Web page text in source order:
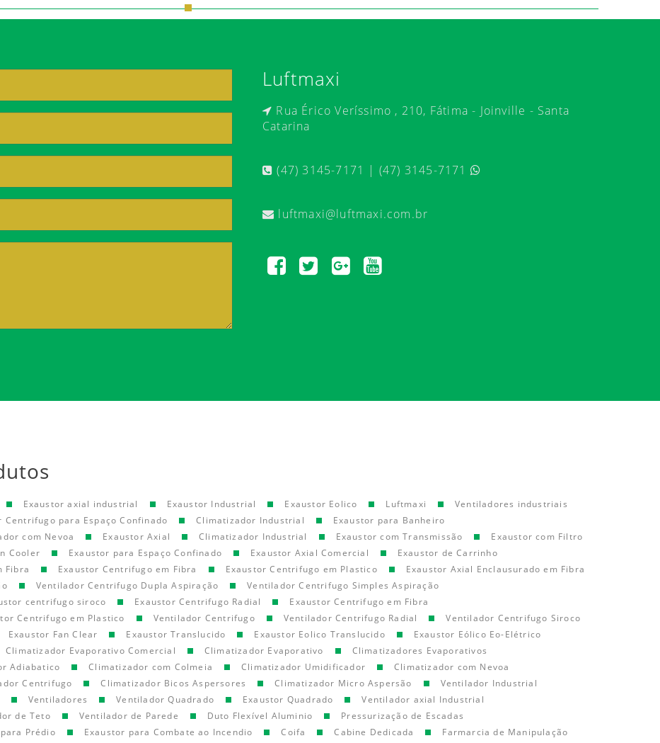
Luftmaxi
Rua Érico Veríssimo , 210, Fátima - Joinville - Santa
Catarina
(47) 3145-7171 | (47) 3145-7171
luftmaxi@luftmaxi.com.br
Exaustor axial industrial Exaustor Industrial Exaustor Eolico Luftmaxi
Ventiladores industriais
Centrifugo para Espaço Confinado Climatizador Industrial
Exaustor para Banheiro
com Nevoa Exaustor Axial Climatizador Industrial Exaustor com Transmissão
Exaustor com Filtro
Cooler Exaustor para Espaço Confinado Exaustor Axial Comercial
Exaustor de Carrinho
Fibra Exaustor Centrifugo em Fibra Exaustor Centrifugo em Plastico
Exaustor Axial Enclausurado em Fibra
Ventilador Centrifugo Dupla Aspiração
Ventilador Centrifugo Simples Aspiração
centrifugo siroco Exaustor Centrifugo Radial
Exaustor Centrifugo em Fibra
Centrifugo em Plastico Ventilador Centrifugo Ventilador Centrifugo Radial
Ventilador Centrifugo Siroco
Exaustor Fan Clear Exaustor Translucido Exaustor Eolico Translucido
Exaustor Eólico Eo-Elétrico
Climatizador Evaporativo Comercial Climatizador Evaporativo
Climatizadores Evaporativos
Adiabatico Climatizador com Colmeia Climatizador Umidificador
Climatizador com Nevoa
Centrifugo Climatizador Bicos Aspersores Climatizador Micro Aspersão
Ventilador Industrial
Ventiladores Ventilador Quadrado Exaustor Quadrado
Ventilador axial Industrial
de Teto Ventilador de Parede Duto Flexível Aluminio
Pressurização de Escadas
Prédio Exaustor para Combate ao Incendio Coifa Cabine Dedicada
Farmarcia de Manipulação